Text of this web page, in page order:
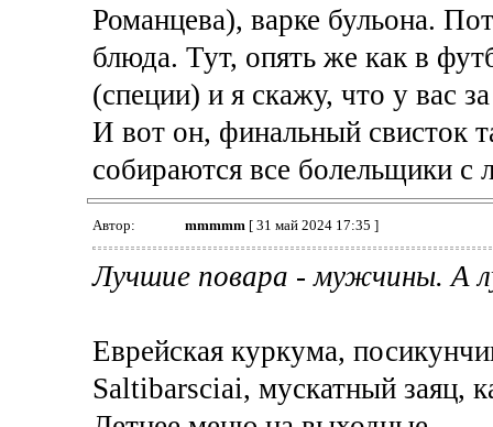
Романцева), варке бульона.
блюда. Тут, опять же как в
(специи) и я скажу, что у вас
И вот он, финальный свисток
собираются все болельщики
Автор: mmmmm [ 31 май 2024 17:35 ]
Лучшие повара - мужчины. А
Еврейская куркума,
Saltibarsciai, мускатный заяц,